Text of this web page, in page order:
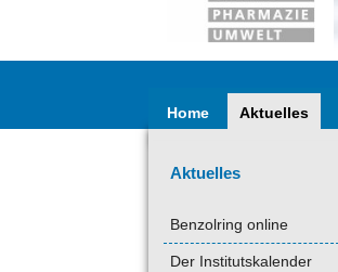
Home Aktuelles
Aktuelles
Benzolring online
Der Institutskalender